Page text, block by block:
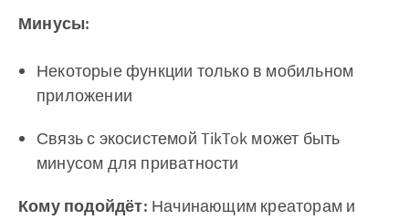
Минусы:
Некоторые функции только в мобильном
приложении
Связь с экосистемой TikTok может быть
минусом для приватности
Кому подойдёт: Начинающим креаторам и